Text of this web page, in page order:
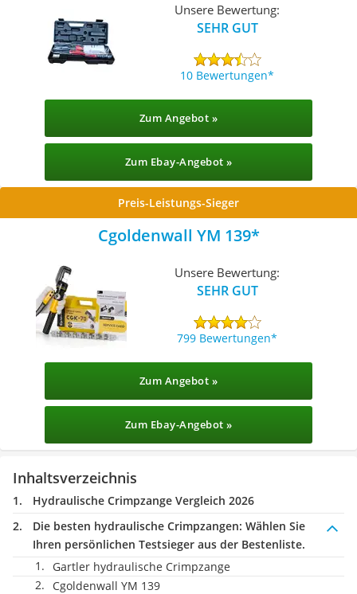
Unsere Bewertung:
SEHR GUT
10 Bewertungen
Zum Angebot »
Zum Ebay-Angebot »
Preis-Leistungs-Sieger
Cgoldenwall YM 139
Unsere Bewertung:
SEHR GUT
799 Bewertungen
Zum Angebot »
Zum Ebay-Angebot »
Inhaltsverzeichnis
Hydraulische Crimpzange Vergleich 2026
Die besten hydraulische Crimpzangen: Wählen Sie
Ihren persönlichen Testsieger aus der Bestenliste.
Gartler hydraulische Crimpzange
Cgoldenwall YM 139